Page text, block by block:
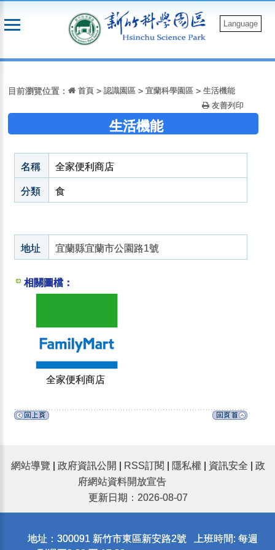
到
Language
目前瀏覽位置： 首頁 >認識園區 >宜蘭科學園區 >生活機能
友善列印
生活機能
名稱 全家便利商店
分類 食
地址 宜蘭縣宜蘭市公園路1號
相關圖檔：
全家便利商店
網站導覽 政府資訊公開 RSS訂閱 隱私權 資訊安全
政
府網站資料開放宣告
更新日期：2026-08-07
地址：300091 新竹市東區新安路2號 上班時間: 每週